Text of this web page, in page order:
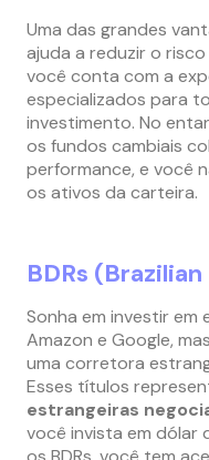
Uma das grandes
ajuda a reduzir o
você conta com a
especializados para
investimento. No
os fundos cambiais
performance, e você
os ativos da carteira.
BDRs
Sonha em investir em
Amazon e Google,
uma corretora
Esses títulos
estrangeiras
você invista em dólar